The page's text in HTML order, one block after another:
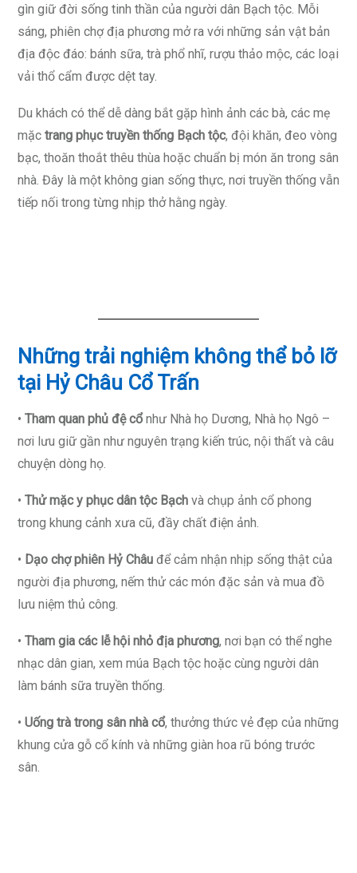
gìn giữ đời sống tinh thần của người dân Bạch tộc. Mỗi
sáng, phiên chợ địa phương mở ra với những sản vật bản
địa độc đáo: bánh sữa, trà phổ nhĩ, rượu thảo mộc, các loại
vải thổ cẩm được dệt tay.
Du khách có thể dễ dàng bắt gặp hình ảnh các bà, các mẹ
mặc trang phục truyền thống Bạch tộc, đội khăn, đeo vòng
bạc, thoăn thoắt thêu thùa hoặc chuẩn bị món ăn trong sân
nhà. Đây là một không gian sống thực, nơi truyền thống vẫn
tiếp nối trong từng nhịp thở hằng ngày.
Những trải nghiệm không thể bỏ lỡ
tại Hỷ Châu Cổ Trấn
• Tham quan phủ đệ cổnhư Nhà họ Dương, Nhà họ Ngô –
nơi lưu giữ gần như nguyên trạng kiến trúc, nội thất và câu
chuyện dòng họ.
• Thử mặc y phục dân tộc Bạch và chụp ảnh cổ phong
trong khung cảnh xưa cũ, đầy chất điện ảnh.
• Dạo chợ phiên Hỷ Châu để cảm nhận nhịp sống thật của
người địa phương, nếm thử các món đặc sản và mua đồ
lưu niệm thủ công.
• Tham gia các lễ hội nhỏ địa phương, nơi bạn có thể nghe
nhạc dân gian, xem múa Bạch tộc hoặc cùng người dân
làm bánh sữa truyền thống.
• Uống trà trong sân nhà cổ, thưởng thức vẻ đẹp của những
khung cửa gỗ cổ kính và những giàn hoa rũ bóng trước
sân.